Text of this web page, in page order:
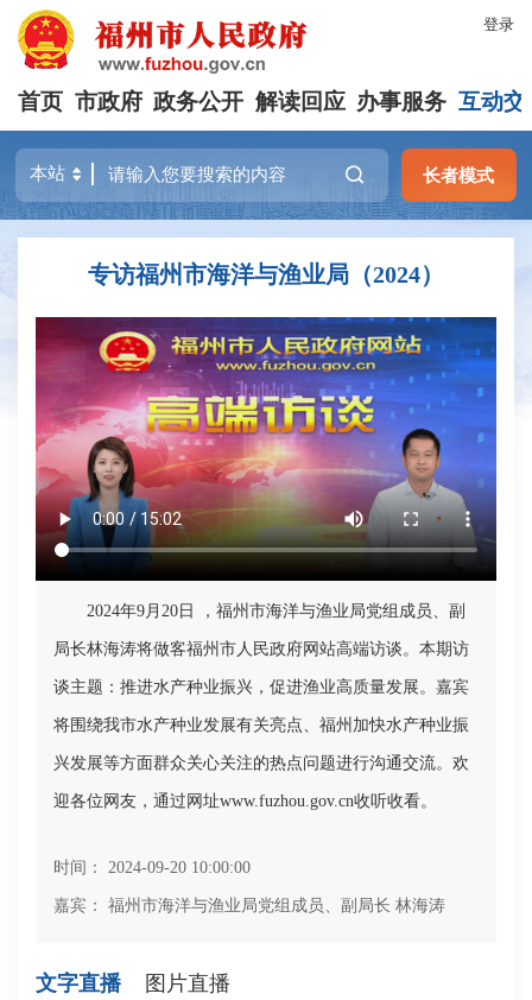
登录
首页 市政府 政务公开 解读回应 办事服务 互动交
长者模式
专访福州市海洋与渔业局（2024）
2024年9月20日 ，福州市海洋与渔业局党组成员、副
局长林海涛将做客福州市人民政府网站高端访谈。本期访
谈主题：推进水产种业振兴，促进渔业高质量发展。嘉宾
将围绕我市水产种业发展有关亮点、福州加快水产种业振
兴发展等方面群众关心关注的热点问题进行沟通交流。欢
迎各位网友，通过网址www.fuzhou.gov.cn收听收看。
时间： 2024-09-20 10:00:00
嘉宾： 福州市海洋与渔业局党组成员、副局长 林海涛
文字直播 图片直播